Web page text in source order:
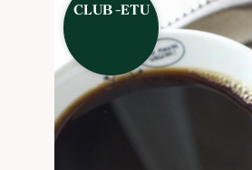
CLUB -ETU
CLUB -ETU
CLUB -ETU
CLUB -ETU